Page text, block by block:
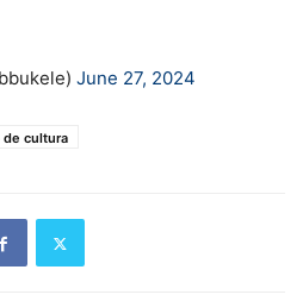
June 27, 2024
cultura